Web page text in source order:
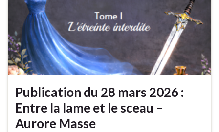
Publication du 28 mars 2026 :
Entre la lame et le sceau –
Aurore Masse